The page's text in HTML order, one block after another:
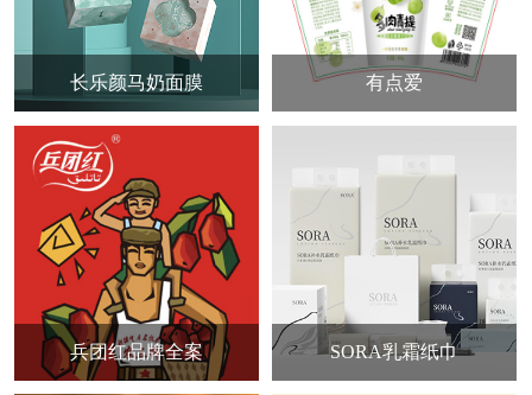
长乐颜马奶面膜 有点爱
兵团红品牌全案 SORA乳霜纸巾